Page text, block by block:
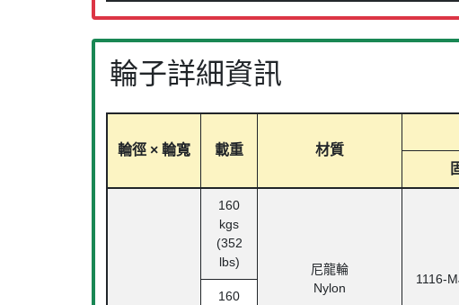
輪子詳細資訊
輪徑 × 輪寬 載重 材質
160
kgs
(352
lbs)
尼龍輪
Nylon
1116-
160